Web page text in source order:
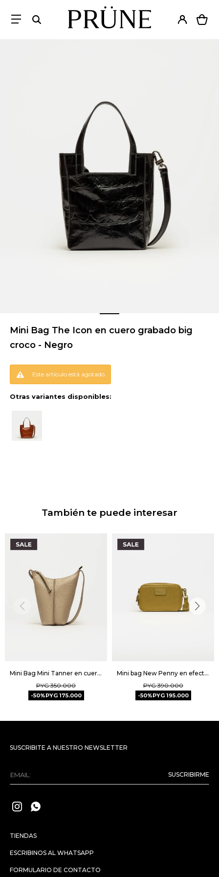
Mini Bag The Icon en cuero grabado big
croco - Negro
Este artículo está agotado.
Otras variantes disponibles:
También te puede interesar
Mini Bag Mini Tanner en cuero graneado - Taupe
PYG 350.000
50 PYG 175.000
Mini bag New Penny en efecto cuero - Verde
PYG 390.000
50 PYG 195.000
TIENDAS
ESCRIBINOS AL WHATSAPP
FORMULARIO DE CONTACTO
SUSCRIBITE A NUESTRO NEWSLETTER
SUSCRIBIRME
 